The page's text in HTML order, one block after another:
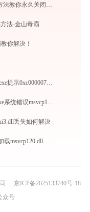
Win10如何彻底永久关闭自动更新 5种方法教你永久关闭win10自动更新
法-金山毒霸
你解决！
Adobe Reader 启动加速器打开reader_sl.exe提示0xc000007b错误码怎么办
税控发票开票软件（金税盘版） skfp.exe系统错误msvcp120.dll丢失如何解决
丢失如何解决
千牛卖家平台主程序 AliWorkbench.exe加载msvcp120.dll文件丢失处理办法
京ICP备2025133740号-18
众号